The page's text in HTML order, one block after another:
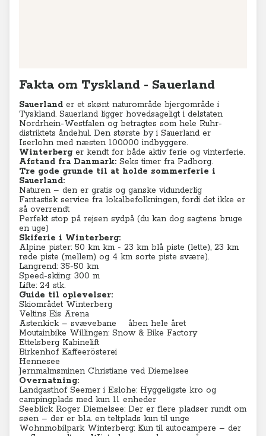
Fakta om Tyskland - Sauerland
Sauerland er et skønt naturområde bjergområde i
Tyskland. Sauerland ligger hovedsageligt i delstaten
Nordrhein-Westfalen og betragtes som hele Ruhr-
distriktets åndehul. Den største by i Sauerland er
Iserlohn med næsten 100.000 indbyggere.
Winterberg er kendt for både aktiv ferie og vinterferie.
Afstand fra Danmark: Seks timer fra Padborg.
Tre gode grunde til at holde sommerferie i
Sauerland:
Naturen – den er gratis og ganske vidunderlig
Fantastisk service fra lokalbefolkningen, fordi det ikke er
så overrendt
Perfekt stop på rejsen sydpå (du kan dog sagtens bruge
en uge)
Skiferie i Winterberg:
Alpine pister: 50 km km - 23 km blå piste (lette), 23 km
røde piste (mellem) og 4 km sorte piste svære).
Langrend: 35-50 km
Speed-skiing: 300 m
Lifte: 24 stk.
Guide til oplevelser:
Skiområdet Winterberg
Veltins Eis Arena
Astenkick – svævebane åben hele året
Moutainbike Willingen: Snow & Bike Factory
Ettelsberg Kabinelift
Birkenhof Kaffeerösterei
Hennesee
Jernmalmsminen Christiane ved Diemelsee
Overnatning:
Landgasthof Seemer i Eslohe: Hyggeligste kro og
campingplads med kun 11 enheder
Seeblick Roger Diemelsee: Der er flere pladser rundt om
søen – der er bl.a. en teltplads kun til unge
Wohnmobilpark Winterberg: Kun til autocampere – der